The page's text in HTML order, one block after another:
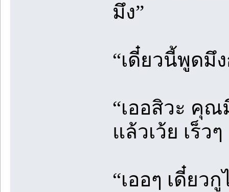
มึง”
“เดี๋ยวนี้พูดมึ
“เออสิวะ คุ
แล้วเว้ย เร็ว
“เออๆ เดี๋ยวกู